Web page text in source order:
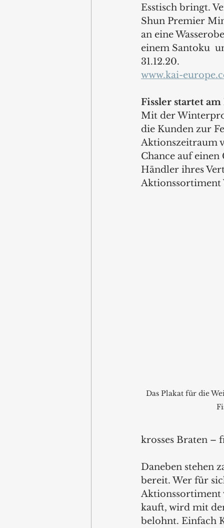
Esstisch bringt.
Shun Premier
an eine
einem Santoku
31.12.20.
www.kai-
Fissler startet
Mit der
die Kunden zur
Aktionszeitraum
Chance auf
Händler ihres
Aktionssortiment
Das Plakat für die
krosses Braten –
Daneben stehen
bereit. Wer für
Aktionssortiment
kauft, wird mit
belohnt. Einfach